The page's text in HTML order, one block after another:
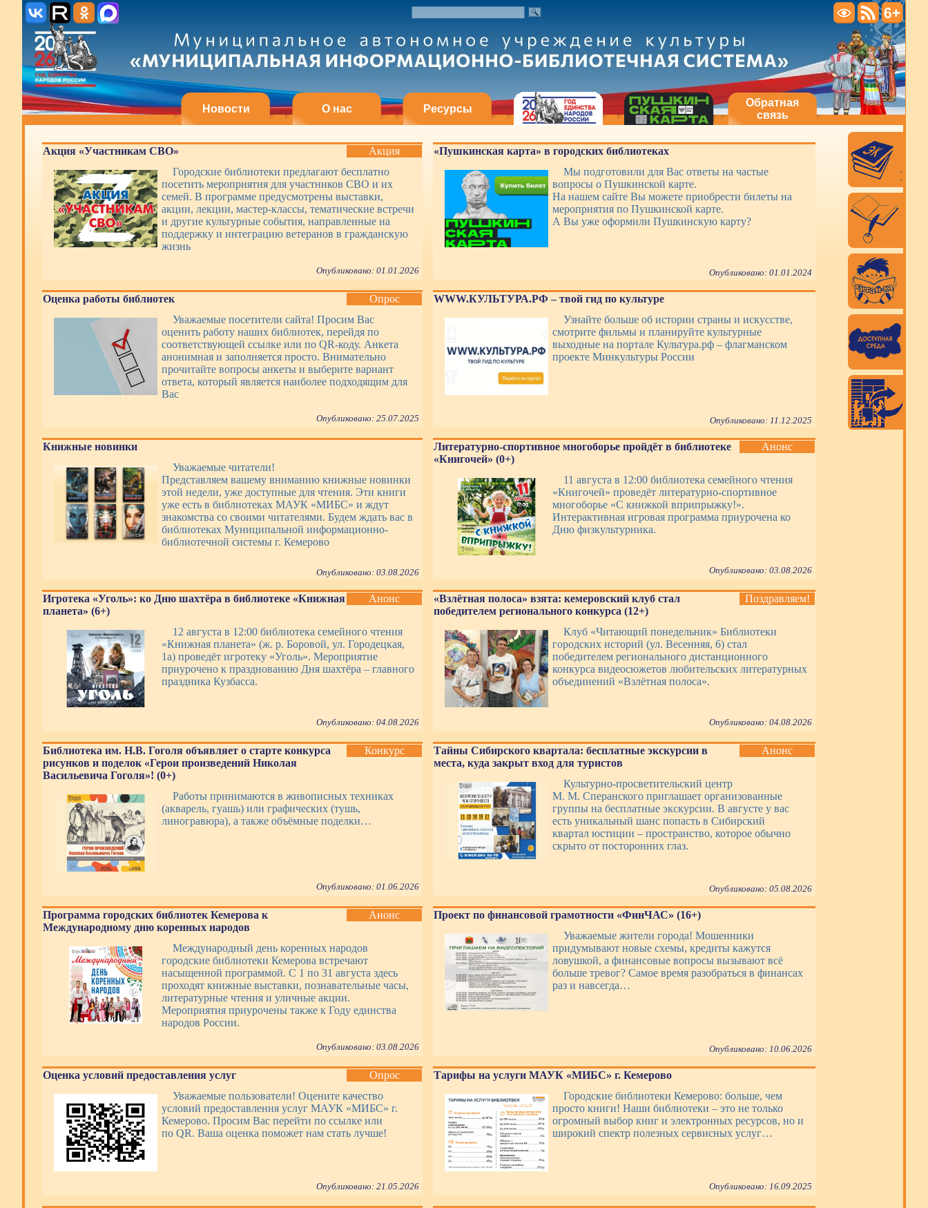
Новости О нас Ресурсы
Обратная
связь
Акция «Участникам СВО»
Акция
Городские библиотеки предлагают бесплатно
посетить мероприятия для участников СВО и их
семей. В программе предусмотрены выставки,
акции, лекции, мастер-классы, тематические встречи
и другие культурные события, направленные на
поддержку и интеграцию ветеранов в гражданскую
жизнь
Опубликовано: 01.01.2026
«Пушкинская карта» в городских библиотеках
Мы подготовили для Вас ответы на частые
вопросы о Пушкинской карте.
На нашем сайте Вы можете приобрести билеты на
мероприятия по Пушкинской карте.
А Вы уже оформили Пушкинскую карту?
Опубликовано: 01.01.2024
Оценка работы библиотек
Опрос
Уважаемые посетители сайта! Просим Вас
оценить работу наших библиотек, перейдя по
соответствующей ссылке или по QR-коду. Анкета
анонимная и заполняется просто. Внимательно
прочитайте вопросы анкеты и выберите вариант
ответа, который является наиболее подходящим для
Вас
Опубликовано: 25.07.2025
WWW.КУЛЬТУРА.РФ – твой гид по культуре
Узнайте больше об истории страны и искусстве,
смотрите фильмы и планируйте культурные
выходные на портале Культура.рф – флагманском
проекте Минкультуры России
Опубликовано: 11.12.2025
Книжные новинки
Уважаемые читатели!
Представляем вашему вниманию книжные новинки
этой недели, уже доступные для чтения. Эти книги
уже есть в библиотеках МАУК «МИБС» и ждут
знакомства со своими читателями. Будем ждать вас в
библиотеках Муниципальной информационно-
библиотечной системы г. Кемерово
Опубликовано: 03.08.2026
Литературно-спортивное многоборье пройдёт в библиотеке
«Книгочей» (0+)
Анонс
11 августа в 12:00 библиотека семейного чтения
«Книгочей» проведёт литературно-спортивное
многоборье «С книжкой вприпрыжку!».
Интерактивная игровая программа приурочена ко
Дню физкультурника.
Опубликовано: 03.08.2026
Игротека «Уголь»: ко Дню шахтёра в библиотеке «Книжная
планета» (6+)
Анонс
12 августа в 12:00 библиотека семейного чтения
«Книжная планета» (ж. р. Боровой, ул. Городецкая,
1а) проведёт игротеку «Уголь». Мероприятие
приурочено к празднованию Дня шахтёра – главного
праздника Кузбасса.
Опубликовано: 04.08.2026
«Взлётная полоса» взята: кемеровский клуб стал
победителем регионального конкурса (12+)
Поздравляем!
Клуб «Читающий понедельник» Библиотеки
городских историй (ул. Весенняя, 6) стал
победителем регионального дистанционного
конкурса видеосюжетов любительских литературных
объединений «Взлётная полоса».
Опубликовано: 04.08.2026
Библиотека им. Н.В. Гоголя объявляет о старте конкурса
рисунков и поделок «Герои произведений Николая
Васильевича Гоголя»! (0+)
Конкурс
Работы принимаются в живописных техниках
(акварель, гуашь) или графических (тушь,
линогравюра), а также объёмные поделки…
Опубликовано: 01.06.2026
Тайны Сибирского квартала: бесплатные экскурсии в
места, куда закрыт вход для туристов
Анонс
Культурно-просветительский центр
М. М. Сперанского приглашает организованные
группы на бесплатные экскурсии. В августе у вас
есть уникальный шанс попасть в Сибирский
квартал юстиции – пространство, которое обычно
скрыто от посторонних глаз.
Опубликовано: 05.08.2026
Программа городских библиотек Кемерова к
Международному дню коренных народов
Анонс
Международный день коренных народов
городские библиотеки Кемерова встречают
насыщенной программой. С 1 по 31 августа здесь
проходят книжные выставки, познавательные часы,
литературные чтения и уличные акции.
Мероприятия приурочены также к Году единства
народов России.
Опубликовано: 03.08.2026
Проект по финансовой грамотности «ФинЧАС» (16+)
Уважаемые жители города! Мошенники
придумывают новые схемы, кредиты кажутся
ловушкой, а финансовые вопросы вызывают всё
больше тревог? Самое время разобраться в финансах
раз и навсегда…
Опубликовано: 10.06.2026
Оценка условий предоставления услуг
Опрос
Уважаемые пользователи! Оцените качество
условий предоставления услуг МАУК «МИБС» г.
Кемерово. Просим Вас перейти по ссылке или
по QR. Ваша оценка поможет нам стать лучше!
Опубликовано: 21.05.2026
Тарифы на услуги МАУК «МИБС» г. Кемерово
Городские библиотеки Кемерово: больше, чем
просто книги! Наши библиотеки – это не только
огромный выбор книг и электронных ресурсов, но и
широкий спектр полезных сервисных услуг…
Опубликовано: 16.09.2025